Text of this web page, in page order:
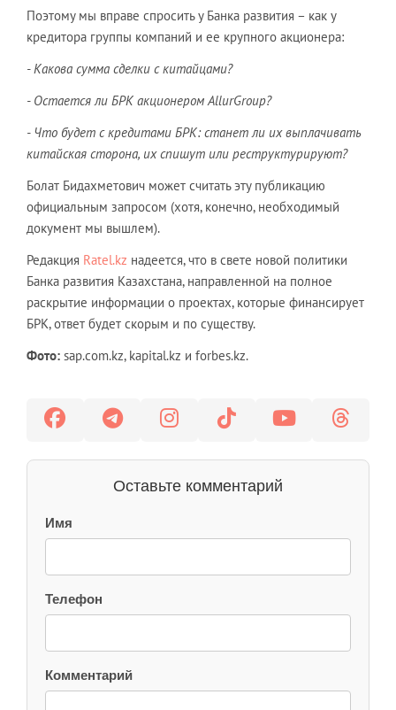
Поэтому мы вправе спросить у Банка развития – как у
кредитора группы компаний и ее крупного акционера:
- Какова сумма сделки с китайцами?
- Остается ли БРК акционером AllurGroup?
- Что будет с кредитами БРК: станет ли их выплачивать
китайская сторона, их спишут или реструктурируют?
Болат Бидахметович может считать эту публикацию
официальным запросом (хотя, конечно, необходимый
документ мы вышлем).
Редакция Ratel.kz надеется, что в свете новой политики
Банка развития Казахстана, направленной на полное
раскрытие информации о проектах, которые финансирует
БРК, ответ будет скорым и по существу.
Фото: sap.com.kz, kapital.kz и forbes.kz.
Оставьте комментарий
Имя
Телефон
Комментарий